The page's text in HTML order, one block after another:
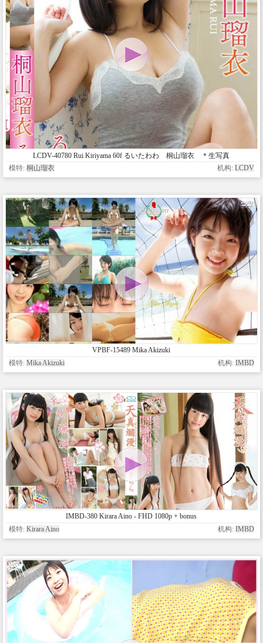
LCDV-40780 Rui Kiriyama 60f るいたわわ 桐山瑠衣 ＊生写真
模特: 桐山瑠衣 机构: LCDV
VPBF-15489 Mika Akizuki
模特: Mika Akizuki 机构: IMBD
IMBD-380 Kirara Aino - FHD 1080p + bonus
模特: Kirara Aino 机构: IMBD